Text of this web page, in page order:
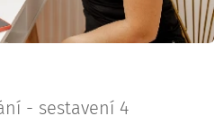
- sestavení 4